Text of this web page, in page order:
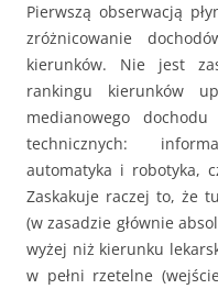
Pierwszą obserwacją
zróżnicowanie
kierunków. Nie jest
rankingu kierunków
medianowego
technicznych:
automatyka i robotyka,
Zaskakuje raczej to, że
(w zasadzie głównie
wyżej niż kierunku
w pełni rzetelne